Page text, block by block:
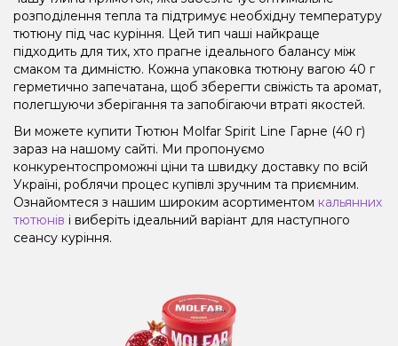
розподілення тепла та підтримує необхідну температуру
тютюну під час куріння. Цей тип чаші найкраще
підходить для тих, хто прагне ідеального балансу між
смаком та димністю. Кожна упаковка тютюну вагою 40 г
герметично запечатана, щоб зберегти свіжість та аромат,
полегшуючи зберігання та запобігаючи втраті якостей.
Ви можете купити Тютюн Molfar Spirit Line Гарне (40 г)
зараз на нашому сайті. Ми пропонуємо
конкурентоспроможні ціни та швидку доставку по всій
Україні, роблячи процес купівлі зручним та приємним.
Ознайомтеся з нашим широким асортиментом кальянних
тютюнів і виберіть ідеальний варіант для наступного
сеансу куріння.